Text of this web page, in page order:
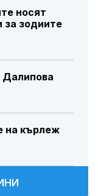
носят
за зодиите
на кърлеж